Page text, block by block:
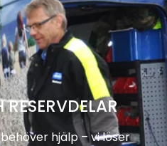
hjälp – vi löser